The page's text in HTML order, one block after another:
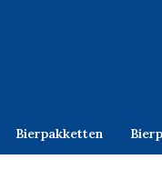
Bierpakketten